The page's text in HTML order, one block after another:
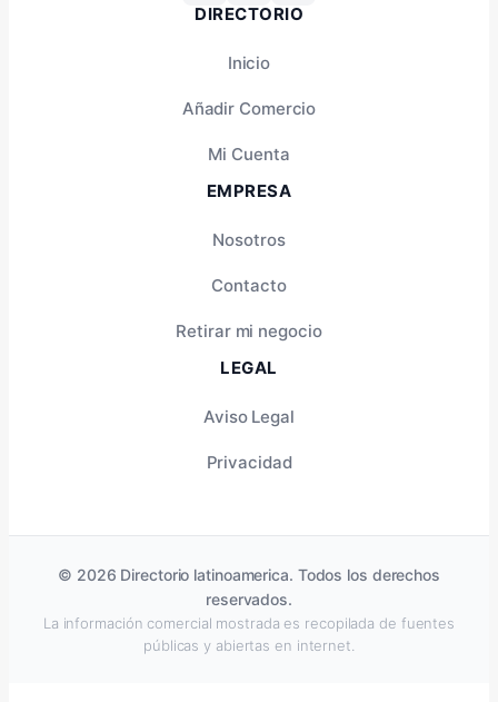
DIRECTORIO
Inicio
Añadir Comercio
Mi Cuenta
EMPRESA
Nosotros
Contacto
Retirar mi negocio
LEGAL
Aviso Legal
Privacidad
© 2026 Directorio latinoamerica. Todos los derechos
reservados.
La información comercial mostrada es recopilada de fuentes
públicas y abiertas en internet.